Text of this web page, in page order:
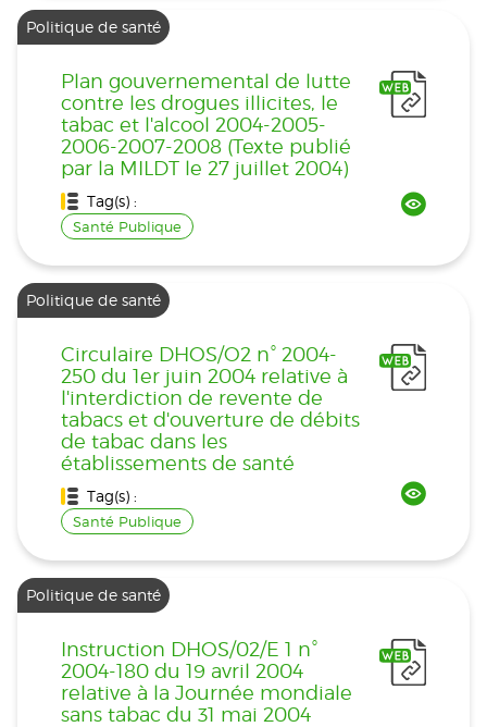
Politique de santé
Plan gouvernemental de lutte
contre les drogues illicites, le
tabac et l'alcool 2004-2005-
2006-2007-2008 (Texte publié
par la MILDT le 27 juillet 2004)
Tag(s) :
Santé Publique
Politique de santé
Circulaire DHOS/O2 n° 2004-
250 du 1er juin 2004 relative à
l'interdiction de revente de
tabacs et d'ouverture de débits
de tabac dans les
établissements de santé
Tag(s) :
Santé Publique
Politique de santé
Instruction DHOS/02/E 1 n°
2004-180 du 19 avril 2004
relative à la Journée mondiale
sans tabac du 31 mai 2004